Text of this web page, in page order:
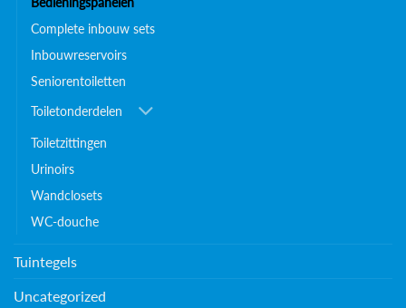
Complete inbouw sets
Inbouwreservoirs
Seniorentoiletten
Toiletonderdelen
Toiletzittingen
Urinoirs
Wandclosets
WC-douche
Tuintegels
Uncategorized